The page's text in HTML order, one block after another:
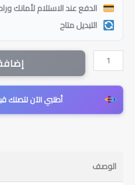
الدفع عند الاستلام لأمانك
التبديل متاح
كمية
فستان
شتوي
فوتر
أخضر
أطلبي الآن لتصلك
الوصف